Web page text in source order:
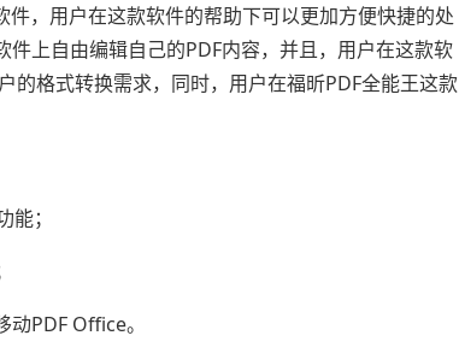
，用户在这款软件的帮助下可以更加方便快捷的处
上自由编辑自己的PDF内容，并且，用户在这款软
的格式转换需求，同时，用户在福昕PDF全能王这款
；
PDF Office。